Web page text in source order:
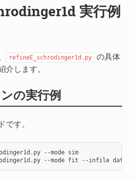
実行例
refineE_schrodinger1d.py
の具体
介します。
の実行例
です。
--mode sim
--mode fit --infile